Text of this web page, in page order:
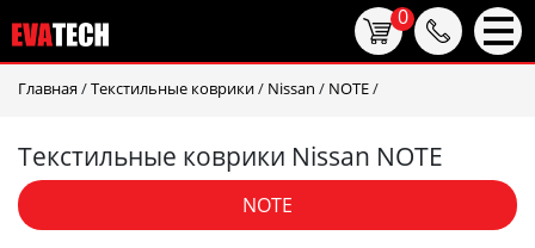
Главная /Текстильные коврики/ Nissan / NOTE/
Текстильные коврики Nissan NOTE
NOTE
0